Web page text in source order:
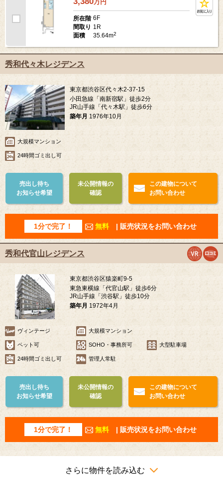
万円
所在階 6F
間取り 1R
面積
35.64m2
秀和代々木レジデンス
東京都渋谷区代々木2-37-15
小田急線「南新宿駅」徒歩2分
JR山手線「代々木駅」徒歩6分
築年月 1976年10月
大規模マンション
24時間ゴミ出し可
売出し待ち
お知らせ希望
未公開情報の
確認
この建物について
お問い合わせ
1分で完了！ 無料 | 販売状況をお問い合わせ
秀和代官山レジデンス
東京都渋谷区猿楽町9-5
東急東横線「代官山駅」徒歩6分
JR山手線「渋谷駅」徒歩10分
築年月 1972年4月
ヴィンテージ 大規模マンション
ペット可 SOHO・事務所可 大型駐車場
24時間ゴミ出し可 管理人常駐
売出し待ち
お知らせ希望
未公開情報の
確認
この建物について
お問い合わせ
1分で完了！ 無料 | 販売状況をお問い合わせ
さらに物件を読み込む